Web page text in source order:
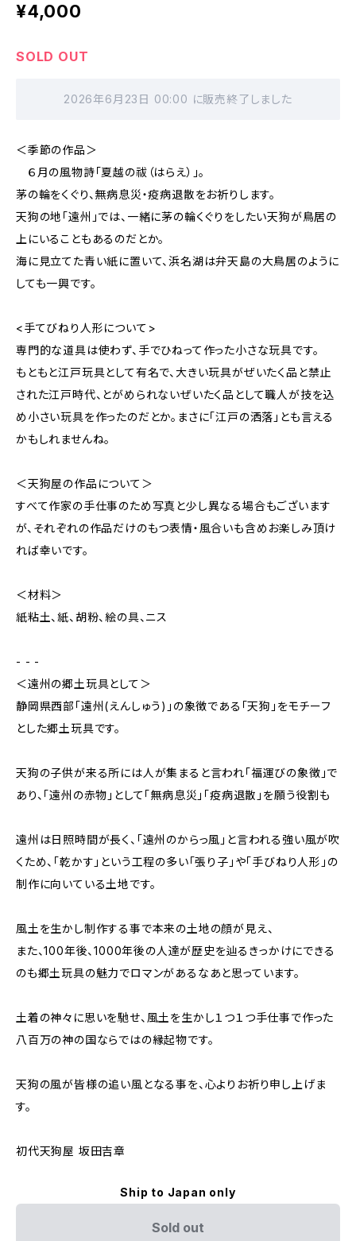
¥4,000
SOLD OUT
2026年6月23日 00:00 に販売終了しました
＜季節の作品＞
６月の風物詩「夏越の祓（はらえ）」。
茅の輪をくぐり、無病息災・疫病退散をお祈りします。
天狗の地「遠州」では、一緒に茅の輪くぐりをしたい天狗が鳥居の
上にいることもあるのだとか。
海に見立てた青い紙に置いて、浜名湖は弁天島の大鳥居のように
しても一興です。
<手てびねり人形について>
専門的な道具は使わず、手でひねって作った小さな玩具です。
もともと江戸玩具として有名で、大きい玩具がぜいたく品と禁止
された江戸時代、とがめられないぜいたく品として職人が技を込
め小さい玩具を作ったのだとか。まさに「江戸の洒落」とも言える
かもしれませんね。
＜天狗屋の作品について＞
すべて作家の手仕事のため写真と少し異なる場合もございます
が、それぞれの作品だけのもつ表情・風合いも含めお楽しみ頂け
れば幸いです。
＜材料＞
紙粘土、紙、胡粉、絵の具、ニス
- - -
＜遠州の郷土玩具として＞
静岡県西部「遠州(えんしゅう)」の象徴である「天狗」をモチーフ
とした郷土玩具です。
天狗の子供が来る所には人が集まると言われ「福運びの象徴」で
あり、「遠州の赤物」として「無病息災」「疫病退散」を願う役割も
遠州は日照時間が長く、「遠州のからっ風」と言われる強い風が吹
くため、「乾かす」という工程の多い「張り子」や「手びねり人形」の
制作に向いている土地です。
風土を生かし制作する事で本来の土地の顔が見え、
また、100年後、1000年後の人達が歴史を辿るきっかけにできる
のも郷土玩具の魅力でロマンがあるなあと思っています。
土着の神々に思いを馳せ、風土を生かし１つ１つ手仕事で作った
八百万の神の国ならではの縁起物です。
天狗の風が皆様の追い風となる事を、心よりお祈り申し上げま
す。
初代天狗屋 坂田吉章
Ship to Japan only
Sold out